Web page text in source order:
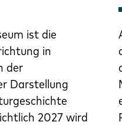
ist die
in
der
Darstellung
2027 wird